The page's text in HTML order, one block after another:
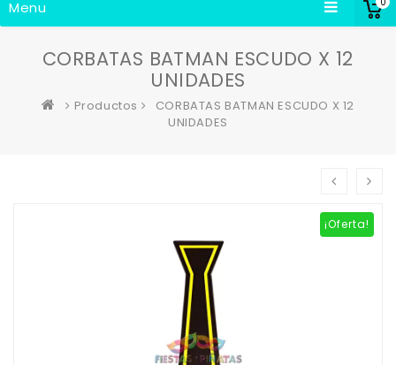
Menu
CORBATAS BATMAN ESCUDO X 12
UNIDADES
Productos
CORBATAS BATMAN ESCUDO X 12
UNIDADES
¡Oferta!